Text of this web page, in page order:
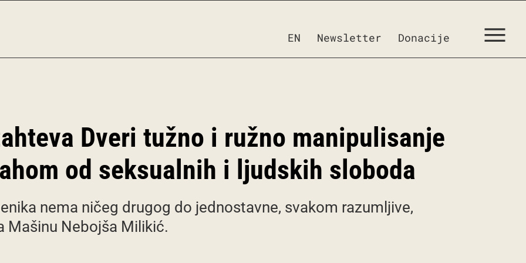
EN Newsletter Donacije
Dveri tužno i ružno manipulisanje
od seksualnih i ljudskih sloboda
nema ničeg drugog do jednostavne, svakom razumljive,
Mašinu Nebojša Milikić.